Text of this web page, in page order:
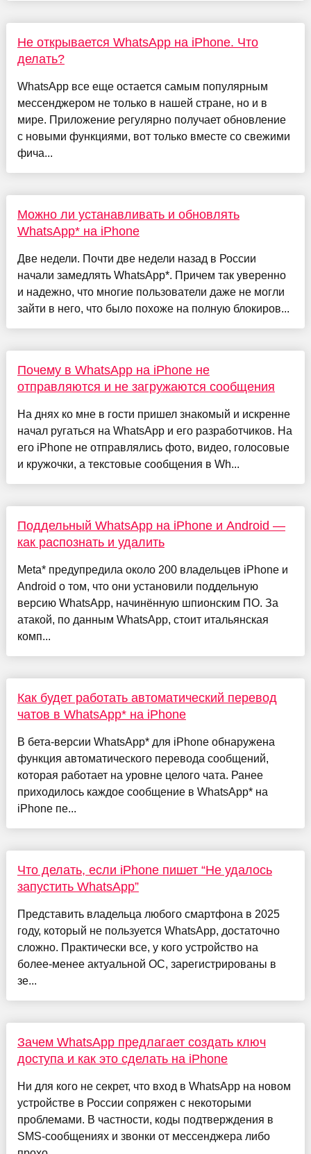
Не открывается WhatsApp на iPhone. Что
делать?
WhatsApp все еще остается самым популярным
мессенджером не только в нашей стране, но и в
мире. Приложение регулярно получает обновление
с новыми функциями, вот только вместе со свежими
фича...
Можно ли устанавливать и обновлять
WhatsApp* на iPhone
Две недели. Почти две недели назад в России
начали замедлять WhatsApp*. Причем так уверенно
и надежно, что многие пользователи даже не могли
зайти в него, что было похоже на полную блокиров...
Почему в WhatsApp на iPhone не
отправляются и не загружаются сообщения
На днях ко мне в гости пришел знакомый и искренне
начал ругаться на WhatsApp и его разработчиков. На
его iPhone не отправлялись фото, видео, голосовые
и кружочки, а текстовые сообщения в Wh...
Поддельный WhatsApp на iPhone и Android —
как распознать и удалить
Meta* предупредила около 200 владельцев iPhone и
Android о том, что они установили поддельную
версию WhatsApp, начинённую шпионским ПО. За
атакой, по данным WhatsApp, стоит итальянская
комп...
Как будет работать автоматический перевод
чатов в WhatsApp* на iPhone
В бета-версии WhatsApp* для iPhone обнаружена
функция автоматического перевода сообщений,
которая работает на уровне целого чата. Ранее
приходилось каждое сообщение в WhatsApp* на
iPhone пе...
Что делать, если iPhone пишет “Не удалось
запустить WhatsApp”
Представить владельца любого смартфона в 2025
году, который не пользуется WhatsApp, достаточно
сложно. Практически все, у кого устройство на
более-менее актуальной ОС, зарегистрированы в
зе...
Зачем WhatsApp предлагает создать ключ
доступа и как это сделать на iPhone
Ни для кого не секрет, что вход в WhatsApp на новом
устройстве в России сопряжен с некоторыми
проблемами. В частности, коды подтверждения в
SMS-сообщениях и звонки от мессенджера либо